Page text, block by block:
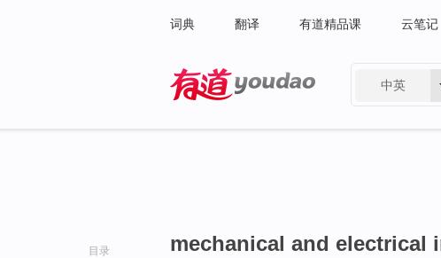
词典 翻译 有道精品课 云笔记
中英
目录 mechanical and electrical